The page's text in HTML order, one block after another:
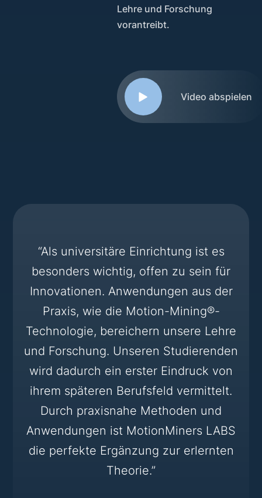
Lehre und Forschung
vorantreibt.
Video abspielen
“Als universitäre Einrichtung ist es
besonders wichtig, offen zu sein für
Innovationen. Anwendungen aus der
Praxis, wie die Motion-Mining®-
Technologie, bereichern unsere Lehre
und Forschung. Unseren Studierenden
wird dadurch ein erster Eindruck von
ihrem späteren Berufsfeld vermittelt.
Durch praxisnahe Methoden und
Anwendungen ist MotionMiners LABS
die perfekte Ergänzung zur erlernten
Theorie.”